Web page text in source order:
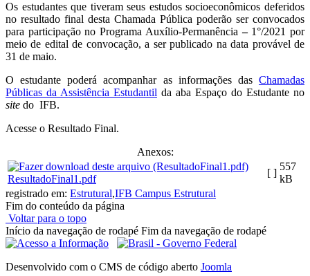
Os estudantes que tiveram seus estudos socioeconômicos deferidos
no resultado final desta Chamada Pública poderão ser convocados
para participação no Programa Auxílio-Permanência–1°/2021 por
meio de edital de convocação, a ser publicado na data provável de
31 de maio.
O estudante poderá acompanhar as informações das Chamadas
Públicas da Assistência Estudantil da aba Espaço do Estudante no
site do IFB.
Acesse o Resultado Final.
Anexos:
ResultadoFinal1.pdf
[ ]
557
kB
registrado em: Estrutural,IFB Campus Estrutural
Fim do conteúdo da página
Voltar para o topo
Início da navegação de rodapé Fim da navegação de rodapé
Desenvolvido com o CMS de código aberto Joomla